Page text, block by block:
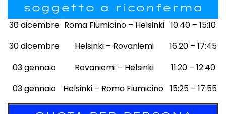
soggetto a riconferma
30 dicembre Roma Fiumicino – Helsinki 10:40 – 15:10
30 dicembre
Helsinki – Rovaniemi
16:20 – 17:45
03 gennaio
Rovaniemi – Helsinki
11:20 – 12:40
03 gennaio
Helsinki – Roma Fiumicino 15:25 – 17:55